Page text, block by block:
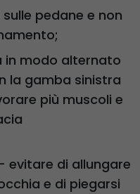
pedane e non
in modo alternato
la gamba sinistra
più muscoli e
evitare di allungare
e di piegarsi